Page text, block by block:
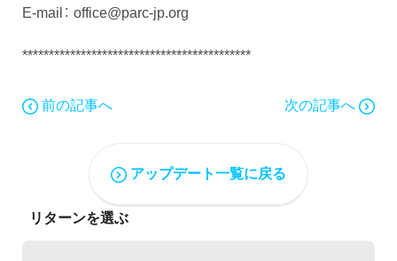
E-mail： office@parc-jp.org
*******************************************
前の記事へ 次の記事へ
アップデート一覧に戻る
リターンを選ぶ